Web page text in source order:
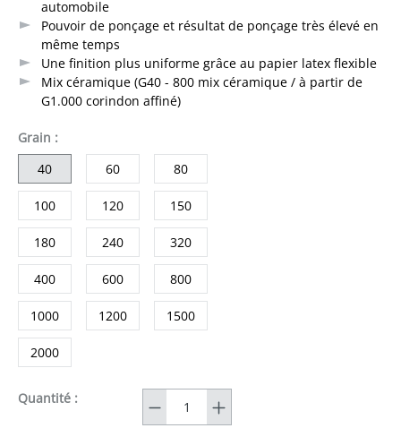
automobile
Pouvoir de ponçage et résultat de ponçage très élevé en
même temps
Une finition plus uniforme grâce au papier latex flexible
Mix céramique (G40 - 800 mix céramique / à partir de
G1.000 corindon affiné)
Grain sélectionner
:
40
60 80
100 120 150
180 240 320
400 600 800
1000 1200 1500
2000
Quantité :